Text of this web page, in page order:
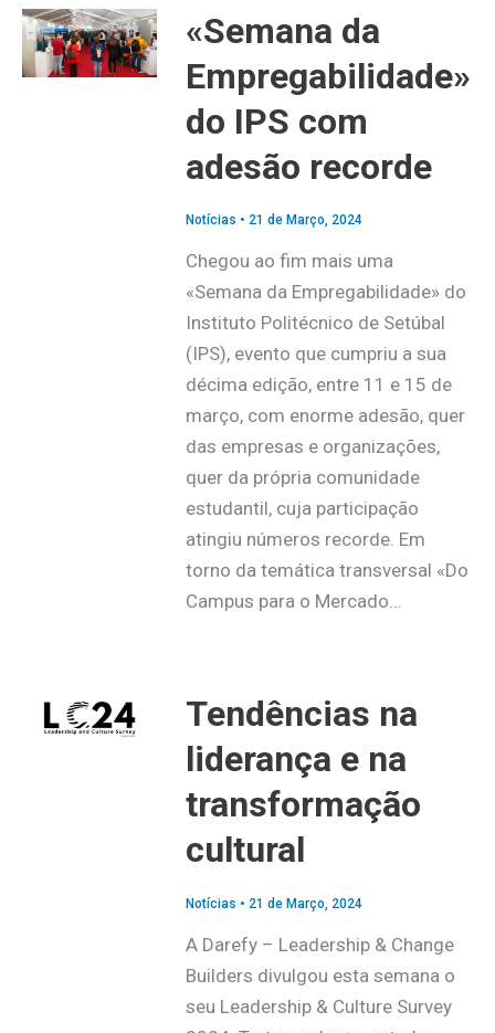
«Semana da
Empregabilidade»
do IPS com
adesão recorde
Notícias • 21 de Março, 2024
Chegou ao fim mais uma
«Semana da Empregabilidade» do
Instituto Politécnico de Setúbal
(IPS), evento que cumpriu a sua
décima edição, entre 11 e 15 de
março, com enorme adesão, quer
das empresas e organizações,
quer da própria comunidade
estudantil, cuja participação
atingiu números recorde. Em
torno da temática transversal «Do
Campus para o Mercado…
Tendências na
liderança e na
transformação
cultural
Notícias • 21 de Março, 2024
A Darefy – Leadership & Change
Builders divulgou esta semana o
seu Leadership & Culture Survey